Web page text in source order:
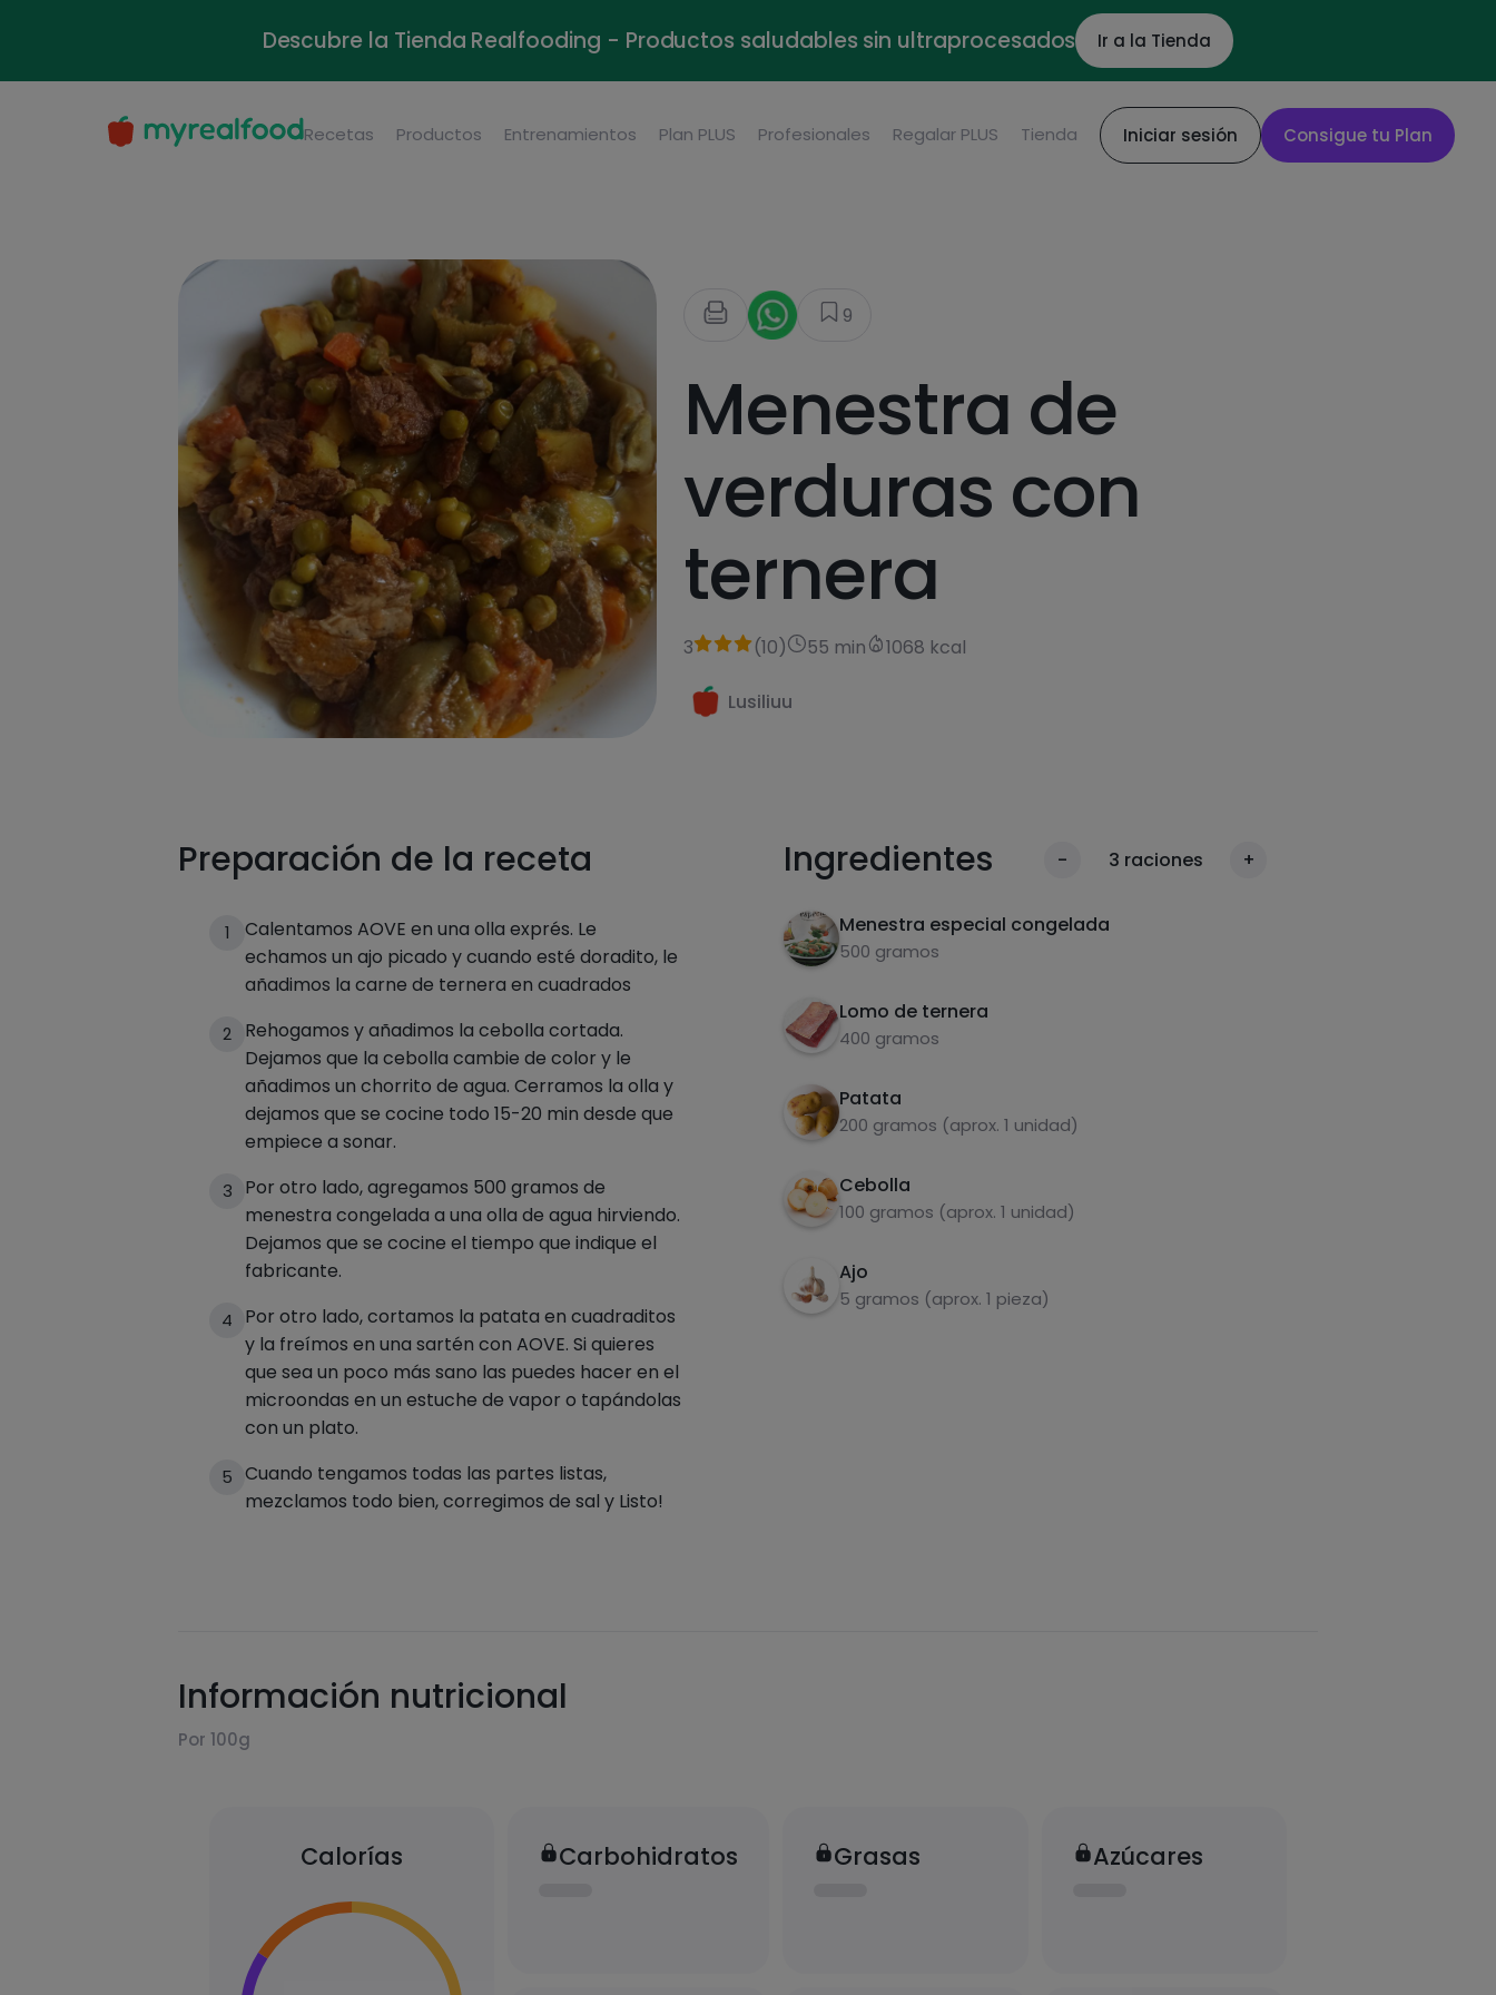
Descubre la Tienda Realfooding - Productos saludables sin ultraprocesados Ir a la Tienda
Recetas Productos Entrenamientos Plan PLUS Profesionales Regalar PLUS Tienda Iniciar sesión Consigue tu Plan
9
Menestra de
verduras con
ternera
3 (10) 55 min 1068 kcal
Lusiliuu
Preparación de la receta
1
Calentamos AOVE en una olla exprés. Le
echamos un ajo picado y cuando esté doradito, le
añadimos la carne de ternera en cuadrados
2
Rehogamos y añadimos la cebolla cortada.
Dejamos que la cebolla cambie de color y le
añadimos un chorrito de agua. Cerramos la olla y
dejamos que se cocine todo 15-20 min desde que
empiece a sonar.
3
Por otro lado, agregamos 500 gramos de
menestra congelada a una olla de agua hirviendo.
Dejamos que se cocine el tiempo que indique el
fabricante.
4
Por otro lado, cortamos la patata en cuadraditos
y la freímos en una sartén con AOVE. Si quieres
que sea un poco más sano las puedes hacer en el
microondas en un estuche de vapor o tapándolas
con un plato.
5 Cuando tengamos todas las partes listas,
mezclamos todo bien, corregimos de sal y Listo!
Ingredientes - 3 raciones +
Menestra especial congelada
500 gramos
Lomo de ternera
400 gramos
Patata
200 gramos (aprox. 1 unidad)
Cebolla
100 gramos (aprox. 1 unidad)
Ajo
5 gramos (aprox. 1 pieza)
Información nutricional
Por 100g
Calorías Carbohidratos Grasas Azúcares